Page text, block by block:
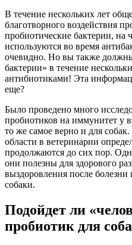
В течение нескольких лет
благотворного воздействия
пробиотические бактерии, на
используются во время
очевидно. Но вы также
бактерии» в течение
антибиотиками! Эта
еще?
Было проведено много
пробиотиков на иммунитет у
то же самое верно и для
области в ветеринарии
продолжаются до сих пор.
они полезны для здорового
выздоровления после
собаки.
Подойдет ли
пробиотик для